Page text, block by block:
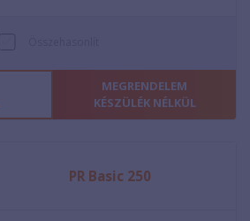
MEGRENDELEM
KÉSZÜLÉK NÉLKÜL
PR Basic 250